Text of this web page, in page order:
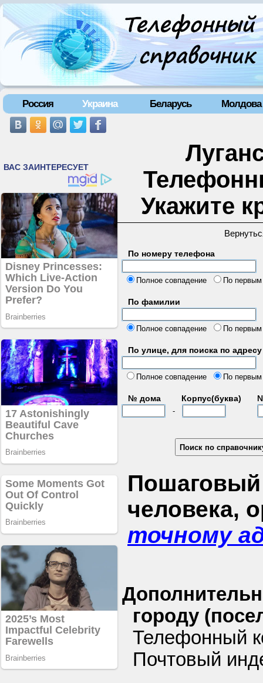
Россия Украина Беларусь Молдова
Укажите
По номеру телефона
Полное совпадение
По
По фамилии
Полное совпадение По
По улице, для поиска по адресу
Полное совпадение
По
№ дома Корпус(буква)
-
Пошаговый
человека,
точному
городу
Телефонный
Почтовый